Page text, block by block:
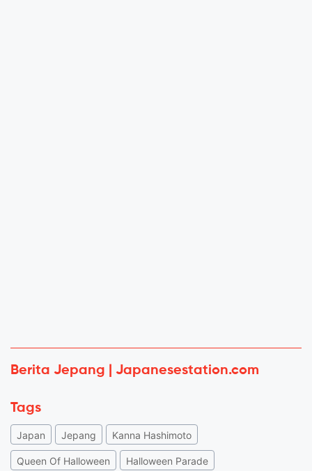
Berita Jepang | Japanesestation.com
Tags
Japan Jepang Kanna Hashimoto
Queen Of Halloween Halloween Parade